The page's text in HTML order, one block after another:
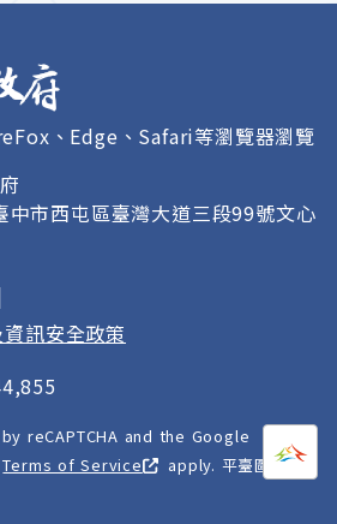
打開
、Edge、Safari等瀏覽器瀏覽
市西屯區臺灣大道三段99號文心
訊安全政策
reCAPTCHA and the Google
Terms of Service
apply. 平臺圖像以